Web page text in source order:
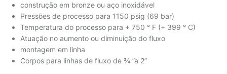
construção em bronze ou aço inoxidável
Pressões de processo para 1150 psig (69 bar)
Temperatura do processo para + 750 ° F (+ 399 ° C)
Atuação no aumento ou diminuição do fluxo
montagem em linha
Corpos para linhas de fluxo de ¾ ”a 2”